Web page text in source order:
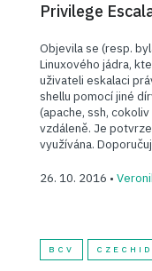
Privilege
Objevila se (resp.
Linuxového jádra,
uživateli eskalaci
shellu pomocí jiné
(apache, ssh,
vzdáleně. Je
využívána.
26. 10. 2016 •
BCV